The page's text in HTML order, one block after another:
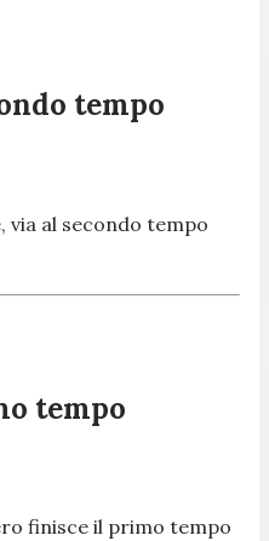
tempo
via al secondo tempo
tempo
finisce il primo tempo